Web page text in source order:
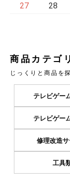
27
28
商品カテゴリ
じっくりと商品を
テレビゲー
テレビゲー
修理改造
工具